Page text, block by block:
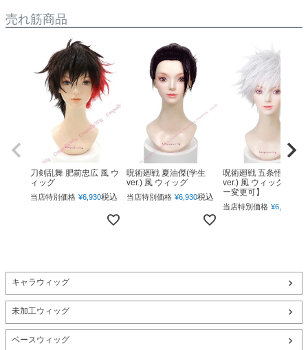
売れ筋商品
刀剣乱舞 肥前忠広 風 ウ
ィッグ
当店特別価格 ¥6,930税込
呪術廻戦 夏油傑(学生
ver.) 風 ウィッグ
当店特別価格 ¥6,930税込
呪術廻戦 五条悟(下ろ
ver.) 風 ウィッグ 【カ
ー変更可】
当店特別価格 ¥6,930
キャラウィッグ
未加工ウィッグ
ベースウィッグ